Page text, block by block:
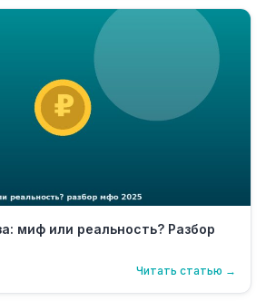
миф или реальность? Разбор
Читать статью →